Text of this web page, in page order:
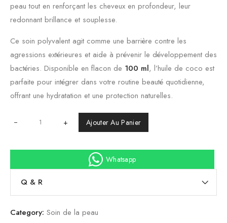
peau tout en renforçant les cheveux en profondeur, leur
redonnant brillance et souplesse.
Ce soin polyvalent agit comme une barrière contre les
agressions extérieures et aide à prévenir le développement des
bactéries. Disponible en flacon de 100 ml, l’huile de coco est
parfaite pour intégrer dans votre routine beauté quotidienne,
offrant une hydratation et une protection naturelles.
+ Ajouter Au Panier
Whatsapp
Q & R
Category: Soin de la peau